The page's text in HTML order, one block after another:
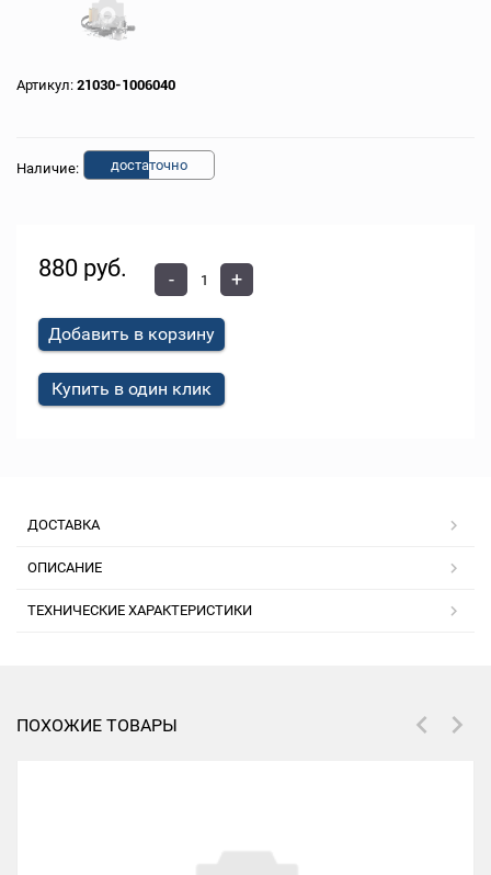
Артикул: 21030-1006040
Наличие: достаточно
880 руб. - +
Добавить в корзину
Купить в один клик
ДОСТАВКА
ОПИСАНИЕ
ТЕХНИЧЕСКИЕ ХАРАКТЕРИСТИКИ
ПОХОЖИЕ ТОВАРЫ